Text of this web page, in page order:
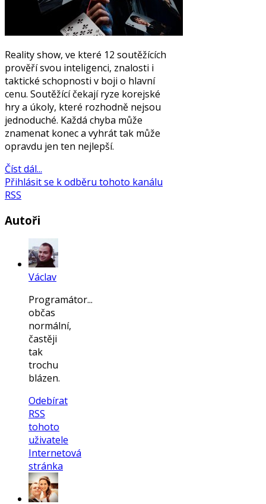
Reality show, ve které 12 soutěžících
prověří svou inteligenci, znalosti i
taktické schopnosti v boji o hlavní
cenu. Soutěžící čekají ryze korejské
hry a úkoly, které rozhodně nejsou
jednoduché. Každá chyba může
znamenat konec a vyhrát tak může
opravdu jen ten nejlepší.
Číst dál...
Přihlásit se k odběru tohoto kanálu
RSS
Autoři
Václav
Programátor...
občas
normální,
častěji
tak
trochu
blázen.
Odebírat
RSS
tohoto
uživatele
Internetová
stránka